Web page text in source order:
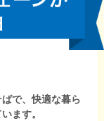
で、快適な暮ら
ます。